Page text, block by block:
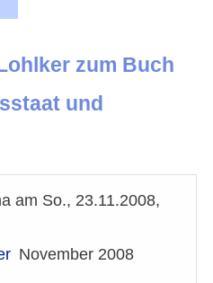
zum Buch
und
am So., 23.11.2008,
November 2008